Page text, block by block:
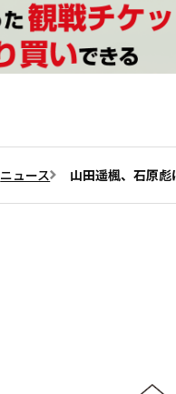
ニュース 山田遥楓、石原